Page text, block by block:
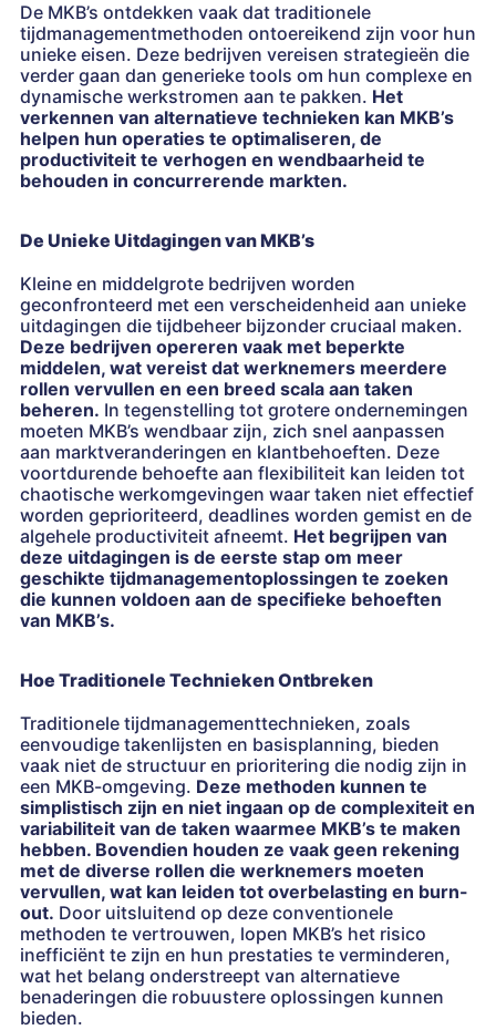
De MKB’s ontdekken vaak dat traditionele
tijdmanagementmethoden ontoereikend zijn voor hun
unieke eisen. Deze bedrijven vereisen strategieën die
verder gaan dan generieke tools om hun complexe en
dynamische werkstromen aan te pakken. Het
verkennen van alternatieve technieken kan MKB’s
helpen hun operaties te optimaliseren, de
productiviteit te verhogen en wendbaarheid te
behouden in concurrerende markten.
De Unieke Uitdagingen van MKB’s
Kleine en middelgrote bedrijven worden
geconfronteerd met een verscheidenheid aan unieke
uitdagingen die tijdbeheer bijzonder cruciaal maken.
Deze bedrijven opereren vaak met beperkte
middelen, wat vereist dat werknemers meerdere
rollen vervullen en een breed scala aan taken
beheren. In tegenstelling tot grotere ondernemingen
moeten MKB’s wendbaar zijn, zich snel aanpassen
aan marktveranderingen en klantbehoeften. Deze
voortdurende behoefte aan flexibiliteit kan leiden tot
chaotische werkomgevingen waar taken niet effectief
worden geprioriteerd, deadlines worden gemist en de
algehele productiviteit afneemt. Het begrijpen van
deze uitdagingen is de eerste stap om meer
geschikte tijdmanagementoplossingen te zoeken
die kunnen voldoen aan de specifieke behoeften
van MKB’s.
Hoe Traditionele Technieken Ontbreken
Traditionele tijdmanagementtechnieken, zoals
eenvoudige takenlijsten en basisplanning, bieden
vaak niet de structuur en prioritering die nodig zijn in
een MKB-omgeving. Deze methoden kunnen te
simplistisch zijn en niet ingaan op de complexiteit en
variabiliteit van de taken waarmee MKB’s te maken
hebben. Bovendien houden ze vaak geen rekening
met de diverse rollen die werknemers moeten
vervullen, wat kan leiden tot overbelasting en burn-
out. Door uitsluitend op deze conventionele
methoden te vertrouwen, lopen MKB’s het risico
inefficiënt te zijn en hun prestaties te verminderen,
wat het belang onderstreept van alternatieve
benaderingen die robuustere oplossingen kunnen
bieden.